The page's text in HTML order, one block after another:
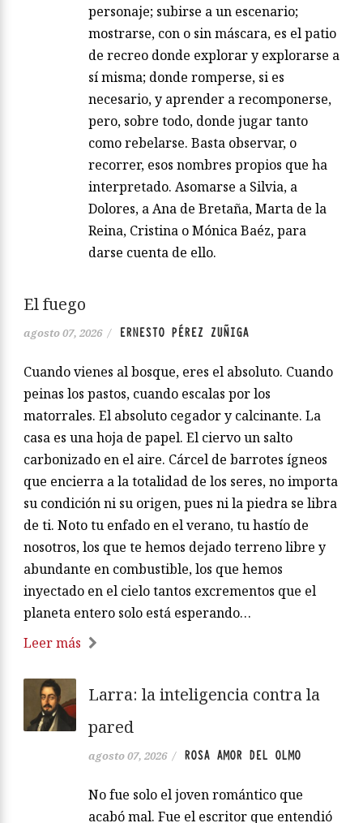
personaje; subirse a un escenario;
mostrarse, con o sin máscara, es el patio
de recreo donde explorar y explorarse a
sí misma; donde romperse, si es
necesario, y aprender a recomponerse,
pero, sobre todo, donde jugar tanto
como rebelarse. Basta observar, o
recorrer, esos nombres propios que ha
interpretado. Asomarse a Silvia, a
Dolores, a Ana de Bretaña, Marta de la
Reina, Cristina o Mónica Baéz, para
darse cuenta de ello.
El fuego
agosto 07, 2026 / ERNESTO PÉREZ ZUÑIGA
Cuando vienes al bosque, eres el absoluto. Cuando
peinas los pastos, cuando escalas por los
matorrales. El absoluto cegador y calcinante. La
casa es una hoja de papel. El ciervo un salto
carbonizado en el aire. Cárcel de barrotes ígneos
que encierra a la totalidad de los seres, no importa
su condición ni su origen, pues ni la piedra se libra
de ti. Noto tu enfado en el verano, tu hastío de
nosotros, los que te hemos dejado terreno libre y
abundante en combustible, los que hemos
inyectado en el cielo tantos excrementos que el
planeta entero solo está esperando…
Leer más
Larra: la inteligencia contra la
pared
agosto 07, 2026 / ROSA AMOR DEL OLMO
No fue solo el joven romántico que
acabó mal. Fue el escritor que entendió